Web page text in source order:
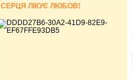
СЕРЦЯ ЛІКУЄ ЛЮБОВ!